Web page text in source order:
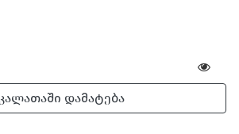
კალათაში დამატება